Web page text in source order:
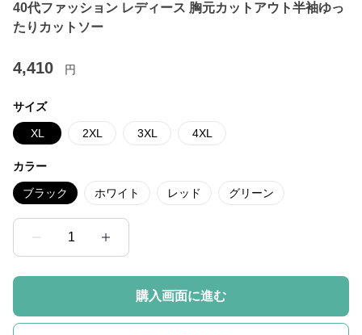
40代ファッション レディース 胸元カットアウト半袖ゆっ
たりカットソー
4,410 円
サイズ
XL 2XL 3XL 4XL
カラー
ブラック ホワイト レッド グリーン
1
購入画面に進む